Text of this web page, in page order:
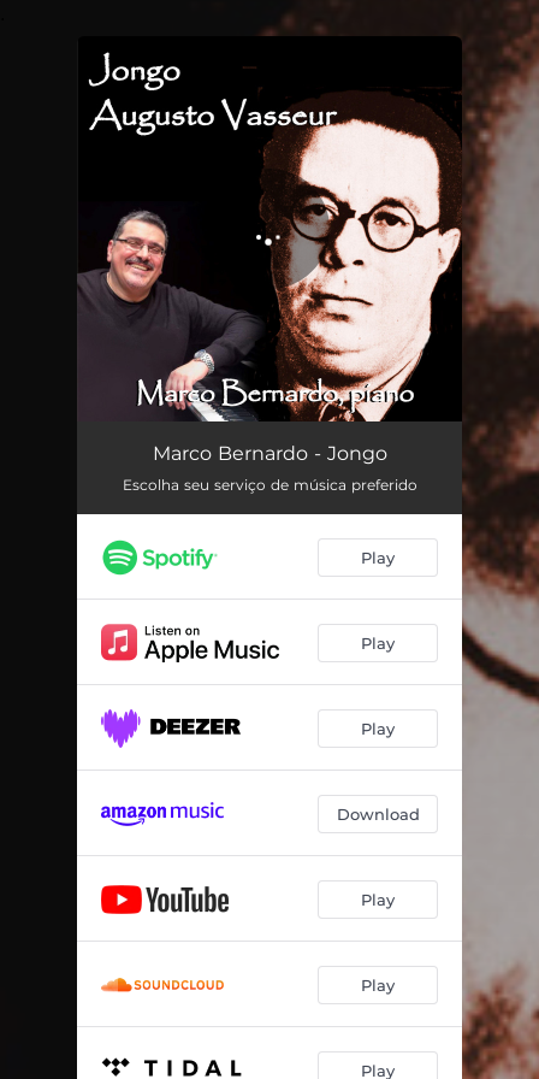
You're all set!
JongoMarco Bernardo - Jongo
Escolha seu serviço de música preferido
Play
Play
Play
Download
Play
Play
Play